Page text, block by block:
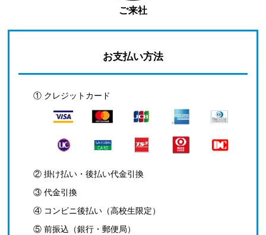
ご来社
お支払い方法
① クレジットカード
② 掛け払い・後払い代金引換
③ 代金引換
④ コンビニ後払い（高校生限定）
⑤ 前振込（銀行・郵便局）